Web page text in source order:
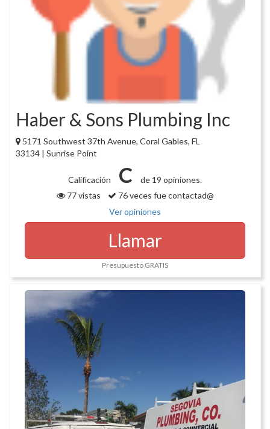
Haber & Sons Plumbing Inc
5171 Southwest 37th Avenue, Coral Gables, FL
33134 | Sunrise Point
Calificación C
de 19 opiniones.
77 vistas
76 veces fue contactad@
Ver opiniones
Llamar
Presupuesto GRATIS